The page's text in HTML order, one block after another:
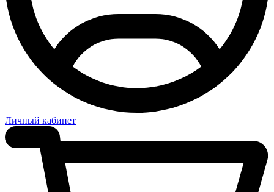
Личный кабинет